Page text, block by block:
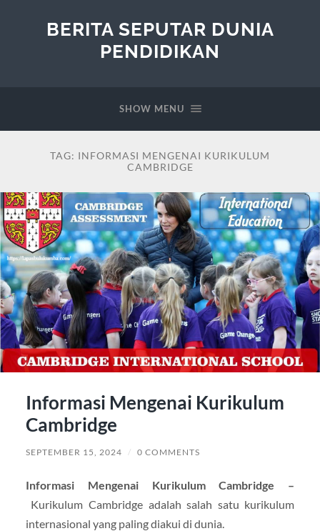
BERITA SEPUTAR DUNIA
PENDIDIKAN
SHOW MENU
TAG: INFORMASI MENGENAI KURIKULUM
CAMBRIDGE
Informasi Mengenai Kurikulum
Cambridge
SEPTEMBER 15, 2024 / 0 COMMENTS
Informasi Mengenai Kurikulum Cambridge –
Kurikulum Cambridge adalah salah satu kurikulum
internasional yang paling diakui di dunia.